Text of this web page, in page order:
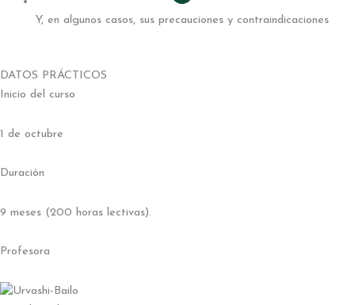
Y, en algunos casos, sus precauciones y contraindicaciones
DATOS PRÁCTICOS
Inicio del curso
1 de octubre
Duración
9 meses (200 horas lectivas).
Profesora